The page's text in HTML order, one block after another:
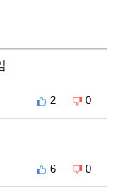
2 0
6 0